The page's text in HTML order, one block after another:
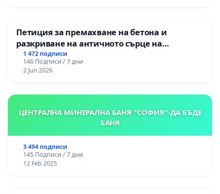
Петиция за премахване на бетона и
разкриване на античното сърце на
Могиланската могила във Враца
1 472 подписи
146 Подписи / 7 дни
2 Jun 2026
ЦЕНТРАЛНА МИНЕРАЛНА БАНЯ "СОФИЯ"-ДА БЪДЕ
БАНЯ
3 494 подписи
145 Подписи / 7 дни
12 Feb 2025